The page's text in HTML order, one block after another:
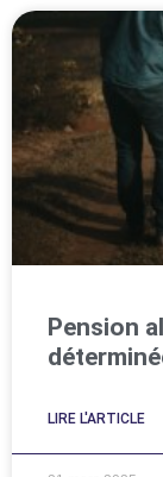
Pension
LIRE L'ARTICLE